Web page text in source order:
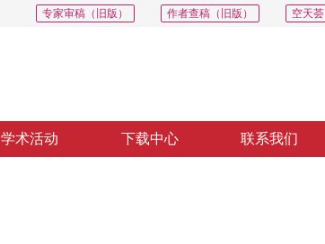
空天荟
作者查稿（旧版）
专家审稿（旧版）
学术活动 下载中心 联系我们